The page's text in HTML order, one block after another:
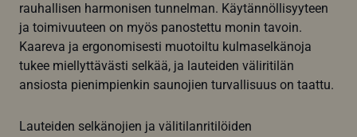
rauhallisen harmonisen tunnelman. Käytännöllisyyteen
ja toimivuuteen on myös panostettu monin tavoin.
Kaareva ja ergonomisesti muotoiltu kulmaselkänoja
tukee miellyttävästi selkää, ja lauteiden väliritilän
ansiosta pienimpienkin saunojien turvallisuus on taattu.
Lauteiden selkänojien ja välitilanritilöiden